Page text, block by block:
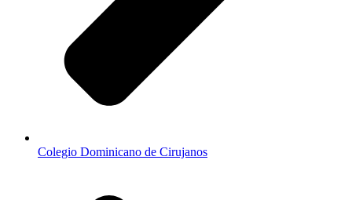
Colegio Dominicano de Cirujanos